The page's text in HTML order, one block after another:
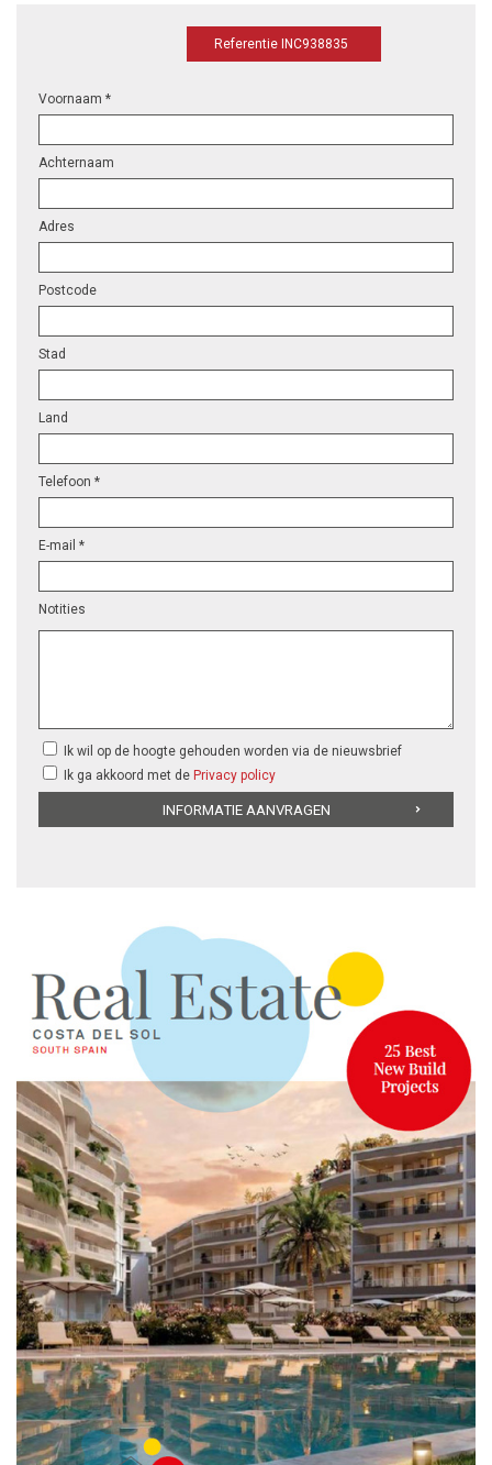
Referentie INC938835
Voornaam *
Achternaam
Adres
Postcode
Stad
Land
Telefoon *
E-mail *
Notities
Ik wil op de hoogte gehouden worden via de nieuwsbrief
Ik ga akkoord met de Privacy policy